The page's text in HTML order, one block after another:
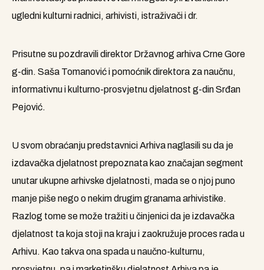
ugledni kulturni radnici, arhivisti, istraživači i dr.
Prisutne su pozdravili direktor Državnog arhiva Crne Gore
g-din. Saša Tomanović i pomoćnik direktora za naučnu,
informativnu i kulturno-prosvjetnu djelatnost g-din Srđan
Pejović.
U svom obraćanju predstavnici Arhiva naglasili su da je
izdavačka djelatnost prepoznata kao značajan segment
unutar ukupne arhivske djelatnosti, mada se o njoj puno
manje piše nego o nekim drugim granama arhivistike.
Razlog tome se može tražiti u činjenici da je izdavačka
djelatnost ta koja stoji na kraju i zaokružuje proces rada u
Arhivu. Kao takva ona spada u naučno-kulturnu,